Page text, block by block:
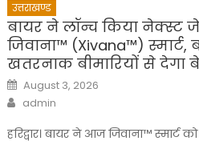
उत्तराखण्ड
बायर ने लॉन्च किया नेक्स्ट
जिवाना™️ (Xivana™️)
खतरनाक बीमारियों से देगा
Posted
on
August 3, 2026
Author
admin
हरिद्वार। बायर ने आज जिवाना™️ स्मार्ट